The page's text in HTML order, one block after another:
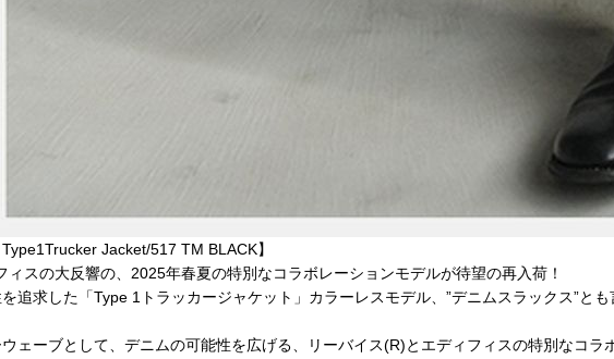
Type1Trucker Jacket/517 TM BLACK】
ィスの大反響の、2025年春夏の特別なコラボレーションモデルが待望の再入荷！
追求した「Type 1トラッカージャケット」カラーレスモデル、”デニムスラックス”と
ェーブとして、デニムの可能性を広げる、リーバイス(R)とエディフィスの特別なコラ